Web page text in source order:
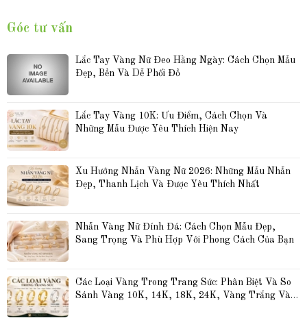
Góc tư vấn
Lắc Tay Vàng Nữ Đeo Hằng Ngày: Cách Chọn Mẫu
Đẹp, Bền Và Dễ Phối Đồ
Lắc Tay Vàng 10K: Ưu Điểm, Cách Chọn Và
Những Mẫu Được Yêu Thích Hiện Nay
Xu Hướng Nhẫn Vàng Nữ 2026: Những Mẫu Nhẫn
Đẹp, Thanh Lịch Và Được Yêu Thích Nhất
Nhẫn Vàng Nữ Đính Đá: Cách Chọn Mẫu Đẹp,
Sang Trọng Và Phù Hợp Với Phong Cách Của Bạn
Các Loại Vàng Trong Trang Sức: Phân Biệt Và So
Sánh Vàng 10K, 14K, 18K, 24K, Vàng Trắng Và